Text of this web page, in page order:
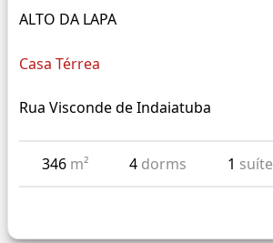
ALTO DA LAPA
Casa Térrea
Rua Visconde de Indaiatuba
346 m² 4 dorms 1 suíte